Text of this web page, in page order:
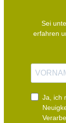
Sei
erfahren
m
Ja, ich